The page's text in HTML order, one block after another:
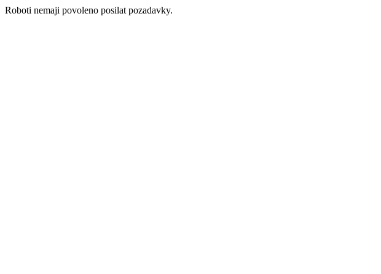
Roboti nemaji povoleno posilat pozadavky.